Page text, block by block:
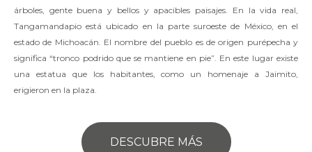
árboles, gente buena y bellos y apacibles paisajes. En la vida real,
Tangamandapio está ubicado en la parte suroeste de México, en el
estado de Michoacán. El nombre del pueblo es de origen purépecha y
significa “tronco podrido que se mantiene en pie”. En este lugar existe
una estatua que los habitantes, como un homenaje a Jaimito,
erigieron en la plaza.
DESCUBRE MÁS